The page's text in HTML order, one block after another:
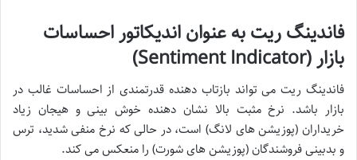
فاندینگ ریت به عنوان اندیکاتور احساسات
بازار (Sentiment Indicator)
فاندینگ ریت می تواند بازتاب دهنده قدرتمندی از احساسات غالب در
بازار باشد. نرخ مثبت بالا نشان دهنده خوش بینی و هیجان زیاد
خریداران (پوزیشن های لانگ) است، در حالی که نرخ منفی شدید، ترس
و بدبینی فروشندگان (پوزیشن های شورت) را منعکس می کند.